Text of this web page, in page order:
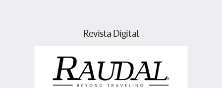
Revista Digital